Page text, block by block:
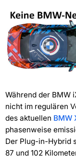
Während der BMW
nicht im regulären
des aktuellen BMW
phasenweise
Der Plug-in-Hybrid
87 und 102